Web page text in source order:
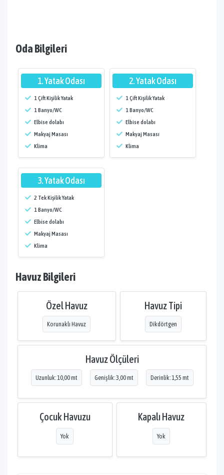
Oda Bilgileri
1. Yatak Odası
1 Çift Kişilik Yatak
1 Banyo/WC
Elbise dolabı
Makyaj Masası
Klima
2. Yatak Odası
1 Çift Kişilik Yatak
1 Banyo/WC
Elbise dolabı
Makyaj Masası
Klima
3. Yatak Odası
2 Tek Kişilik Yatak
1 Banyo/WC
Elbise dolabı
Makyaj Masası
Klima
Havuz Bilgileri
Özel Havuz
Korunaklı Havuz
Havuz Tipi
Dikdörtgen
Havuz Ölçüleri
Uzunluk: 10,00 mt Genişlik: 3,00 mt Derinlik: 1,55 mt
Çocuk Havuzu
Yok
Kapalı Havuz
Yok